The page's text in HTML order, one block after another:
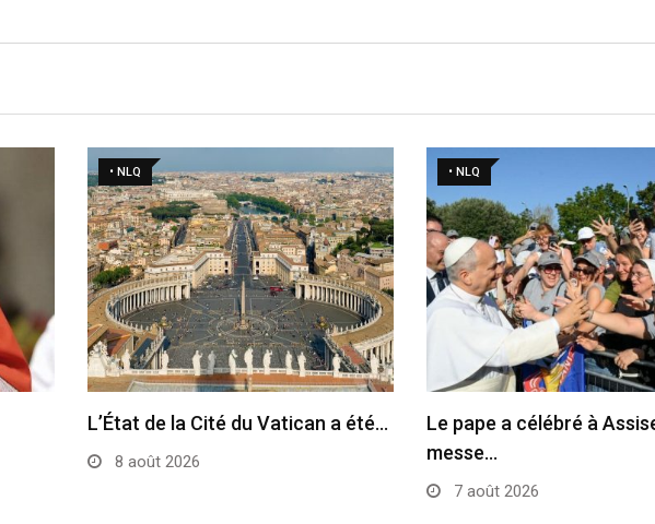
• NLQ
L’État de la Cité du Vatican a été…
8 août 2026
• NLQ
Le pape a célébré à
messe…
7 août 2026